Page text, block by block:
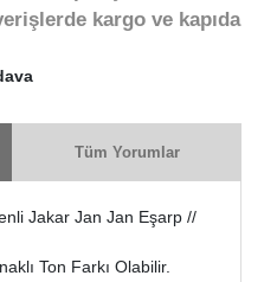
kargo ve kapıda
Tüm Yorumlar
Jakar Jan Jan Eşarp //
Ton Farkı Olabilir.